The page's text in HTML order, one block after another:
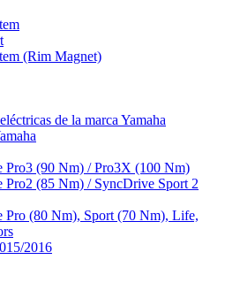
(Rim Magnet)
de la marca Yamaha
Pro3 (90 Nm) / Pro3X (100 Nm)
Pro2 (85 Nm) / SyncDrive Sport 2
Pro (80 Nm), Sport (70 Nm), Life,
2016